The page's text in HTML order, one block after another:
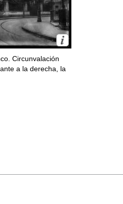
Circunvalación
a la derecha, la